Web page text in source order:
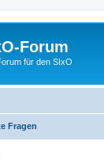
Forum
für den SIxO
Fragen